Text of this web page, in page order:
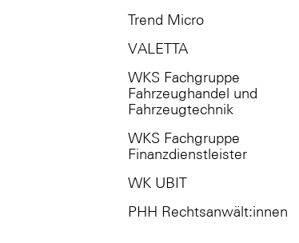
Trend Micro
VALETTA
WKS Fachgruppe
Fahrzeughandel und
Fahrzeugtechnik
WKS Fachgruppe
Finanzdienstleister
WK UBIT
PHH Rechtsanwält:innen